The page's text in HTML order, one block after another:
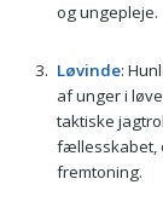
og ungepleje.
Løvinde:
af unger i
taktiske
fællesskabet,
fremtoning.